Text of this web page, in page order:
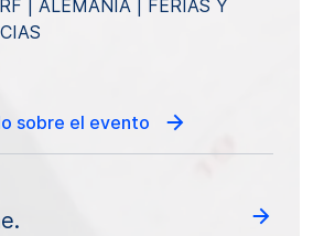
| ALEMANIA | FERIAS Y
sobre el evento